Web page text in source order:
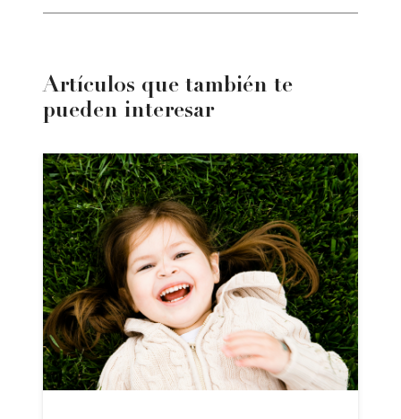
Artículos que también te
pueden interesar